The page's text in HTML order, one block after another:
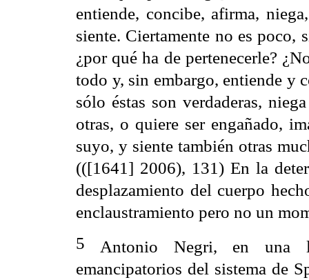
entiende, concibe, afirma,
siente. Ciertamente no es poco,
¿por qué ha de pertenecerle?
todo y, sin embargo, entiende y
sólo éstas son verdaderas,
otras, o quiere ser engañado,
suyo, y siente también otras
(([1641] 2006), 131) En la
desplazamiento del cuerpo
enclaustramiento pero no un
5 Antonio Negri, en una
emancipatorios del sistema de